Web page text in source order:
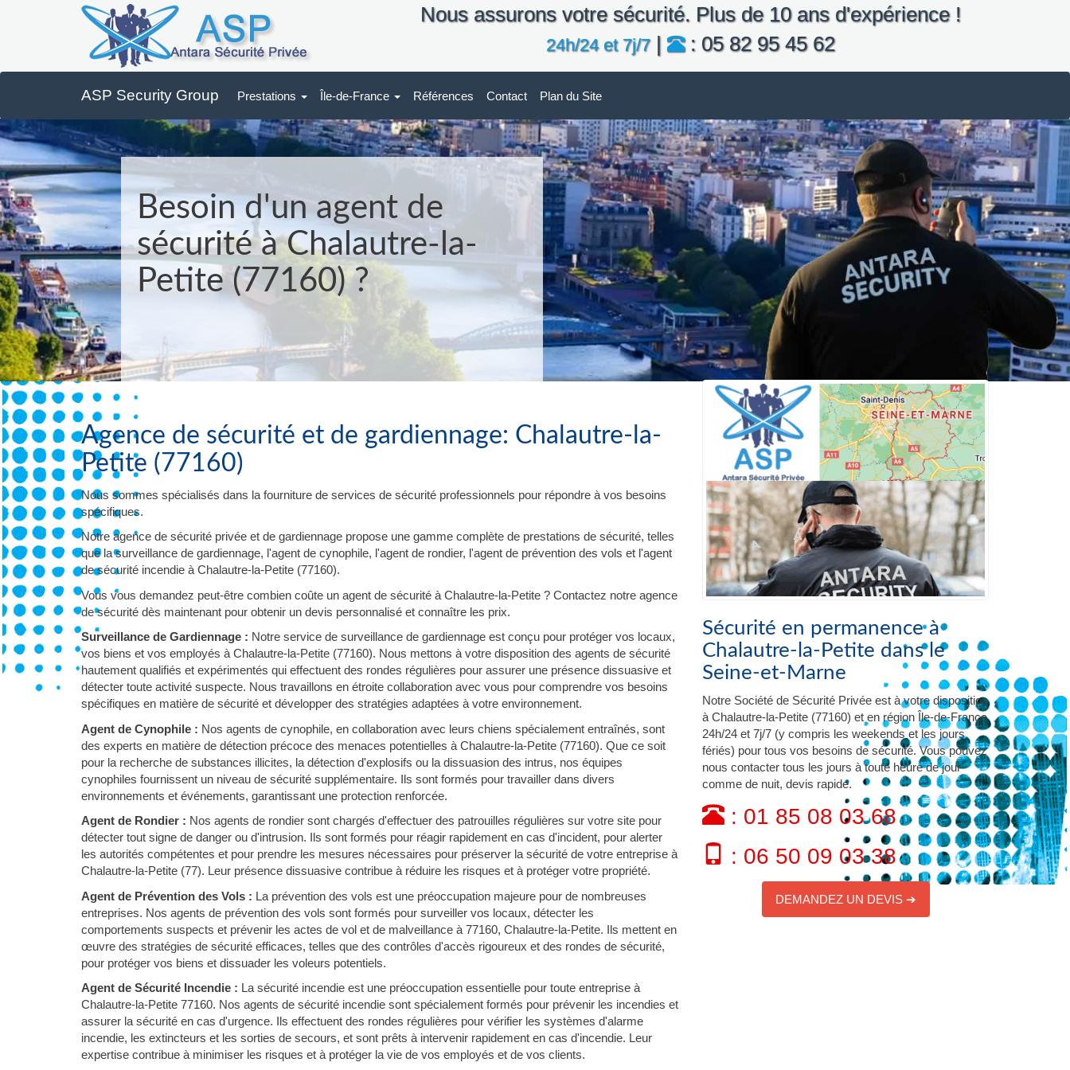
Nous assurons votre sécurité. Plus de 10 ans d'expérience !
24h/24 et 7j/7| : 05 82 95 45 62
ASP Security Group Prestations Île-de-France Références Contact Plan du Site
Besoin d'un agent de
sécurité à Chalautre-la-
Petite (77160) ?
Agence de sécurité et de gardiennage: Chalautre-la-
Petite (77160)
Nous sommes spécialisés dans la fourniture de services de sécurité professionnels pour répondre à vos besoins
spécifiques.
Notre agence de sécurité privée et de gardiennage propose une gamme complète de prestations de sécurité, telles
que la surveillance de gardiennage, l'agent de cynophile, l'agent de rondier, l'agent de prévention des vols et l'agent
de sécurité incendie à Chalautre-la-Petite (77160).
Vous vous demandez peut-être combien coûte un agent de sécurité à Chalautre-la-Petite ? Contactez notre agence
de sécurité dès maintenant pour obtenir un devis personnalisé et connaître les prix.
Surveillance de Gardiennage : Notre service de surveillance de gardiennage est conçu pour protéger vos locaux,
vos biens et vos employés à Chalautre-la-Petite (77160). Nous mettons à votre disposition des agents de sécurité
hautement qualifiés et expérimentés qui effectuent des rondes régulières pour assurer une présence dissuasive et
détecter toute activité suspecte. Nous travaillons en étroite collaboration avec vous pour comprendre vos besoins
spécifiques en matière de sécurité et développer des stratégies adaptées à votre environnement.
Agent de Cynophile : Nos agents de cynophile, en collaboration avec leurs chiens spécialement entraînés, sont
des experts en matière de détection précoce des menaces potentielles à Chalautre-la-Petite (77160). Que ce soit
pour la recherche de substances illicites, la détection d'explosifs ou la dissuasion des intrus, nos équipes
cynophiles fournissent un niveau de sécurité supplémentaire. Ils sont formés pour travailler dans divers
environnements et événements, garantissant une protection renforcée.
Agent de Rondier : Nos agents de rondier sont chargés d'effectuer des patrouilles régulières sur votre site pour
détecter tout signe de danger ou d'intrusion. Ils sont formés pour réagir rapidement en cas d'incident, pour alerter
les autorités compétentes et pour prendre les mesures nécessaires pour préserver la sécurité de votre entreprise à
Chalautre-la-Petite (77). Leur présence dissuasive contribue à réduire les risques et à protéger votre propriété.
Agent de Prévention des Vols : La prévention des vols est une préoccupation majeure pour de nombreuses
entreprises. Nos agents de prévention des vols sont formés pour surveiller vos locaux, détecter les
comportements suspects et prévenir les actes de vol et de malveillance à 77160, Chalautre-la-Petite. Ils mettent en
œuvre des stratégies de sécurité efficaces, telles que des contrôles d'accès rigoureux et des rondes de sécurité,
pour protéger vos biens et dissuader les voleurs potentiels.
Agent de Sécurité Incendie : La sécurité incendie est une préoccupation essentielle pour toute entreprise à
Chalautre-la-Petite 77160. Nos agents de sécurité incendie sont spécialement formés pour prévenir les incendies et
assurer la sécurité en cas d'urgence. Ils effectuent des rondes régulières pour vérifier les systèmes d'alarme
incendie, les extincteurs et les sorties de secours, et sont prêts à intervenir rapidement en cas d'incendie. Leur
expertise contribue à minimiser les risques et à protéger la vie de vos employés et de vos clients.
Sécurité en permanence à
Chalautre-la-Petite dans le
Seine-et-Marne
Notre Société de Sécurité Privée est à votre disposition
à Chalautre-la-Petite (77160) et en région Île-de-France
24h/24 et 7j/7 (y compris les weekends et les jours
fériés) pour tous vos besoins de sécurité. Vous pouvez
nous contacter tous les jours à toute heure de jour
comme de nuit, devis rapide.
: 01 85 08 03 68
: 06 50 09 03 38
DEMANDEZ UN DEVIS ➔